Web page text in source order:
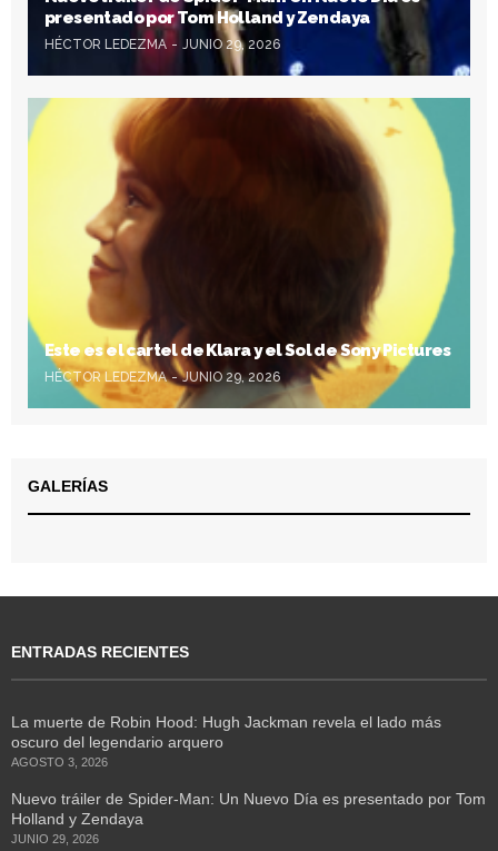
presentado por Tom Holland y Zendaya
HÉCTOR LEDEZMA JUNIO 29, 2026
Este es el cartel de Klara y el Sol de Sony Pictures
HÉCTOR LEDEZMA JUNIO 29, 2026
GALERÍAS
ENTRADAS RECIENTES
La muerte de Robin Hood: Hugh Jackman revela el lado más
oscuro del legendario arquero
AGOSTO 3, 2026
Nuevo tráiler de Spider-Man: Un Nuevo Día es presentado por Tom
Holland y Zendaya
JUNIO 29, 2026